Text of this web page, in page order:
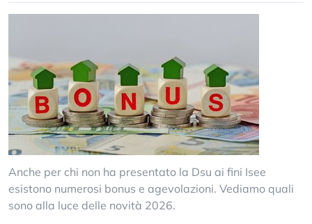
Anche per chi non ha presentato la Dsu ai fini Isee
esistono numerosi bonus e agevolazioni. Vediamo quali
sono alla luce delle novità 2026.